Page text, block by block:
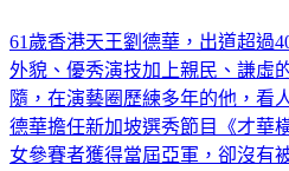
61歲香港天王劉德華，出道超過
外貌、優秀演技加上親民、謙虛
隨，在演藝圈歷練多年的他，看
德華擔任新加坡選秀節目《才華
女參賽者獲得當屆亞軍，卻沒有